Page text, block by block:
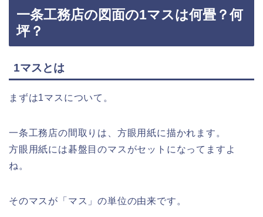
一条工務店の図面の1マスは何畳？何
坪？
1マスとは
まずは1マスについて。
一条工務店の間取りは、方眼用紙に描かれます。
方眼用紙には碁盤目のマスがセットになってますよ
ね。
そのマスが「マス」の単位の由来です。